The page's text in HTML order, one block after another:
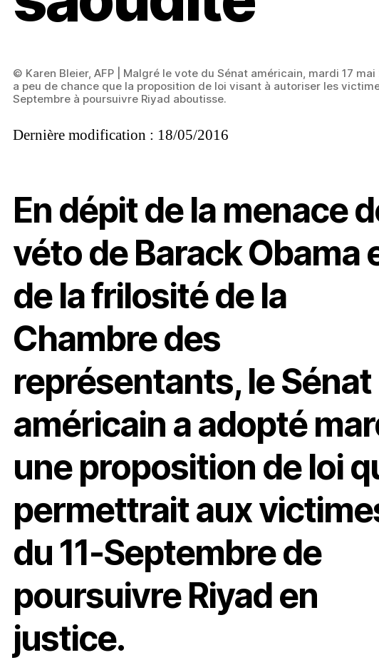
© Karen Bleier, AFP | Malgré le vote du Sénat américain, mardi 17 mai
a peu de chance que la proposition de loi visant à autoriser les
Septembre à poursuivre Riyad aboutisse.
Dernière modification : 18/05/2016
En dépit de la menace
véto de Barack Obama
de la frilosité de la
Chambre des
représentants, le Sénat
américain a adopté
une proposition de loi
permettrait aux
du 11-Septembre de
poursuivre Riyad en
justice.